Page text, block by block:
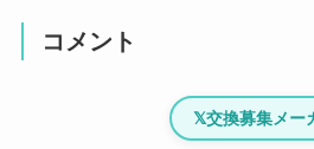
コメント
𝕏交換募集メー